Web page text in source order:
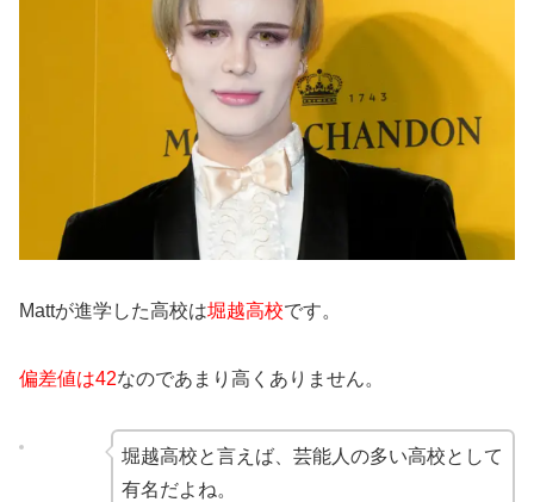
Mattが進学した高校は堀越高校です。
偏差値は42なのであまり高くありません。
堀越高校と言えば、芸能人の多い高校として
有名だよね。